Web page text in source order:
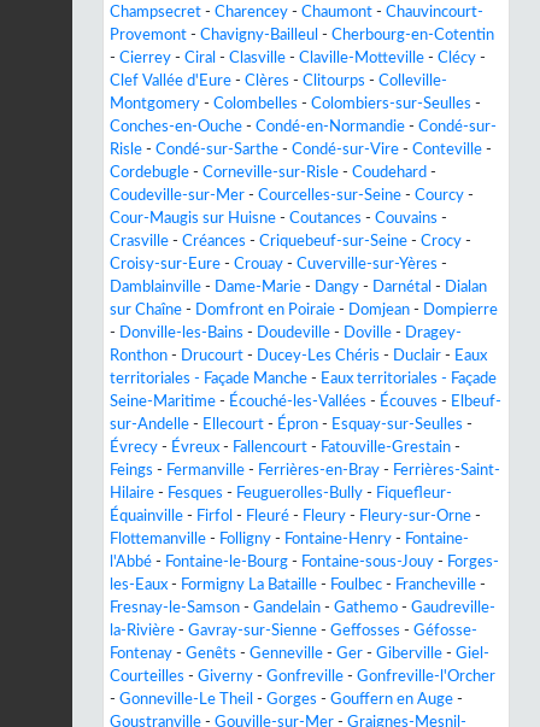
Champsecret - Charencey - Chaumont - Chauvincourt-
Provemont - Chavigny-Bailleul - Cherbourg-en-Cotentin
- Cierrey - Ciral - Clasville - Claville-Motteville - Clécy -
Clef Vallée d'Eure - Clères - Clitourps - Colleville-
Montgomery - Colombelles - Colombiers-sur-Seulles -
Conches-en-Ouche - Condé-en-Normandie - Condé-sur-
Risle - Condé-sur-Sarthe - Condé-sur-Vire - Conteville -
Cordebugle - Corneville-sur-Risle - Coudehard -
Coudeville-sur-Mer - Courcelles-sur-Seine - Courcy -
Cour-Maugis sur Huisne - Coutances - Couvains -
Crasville - Créances - Criquebeuf-sur-Seine - Crocy -
Croisy-sur-Eure - Crouay - Cuverville-sur-Yères -
Damblainville - Dame-Marie - Dangy - Darnétal -
Dialan
sur Chaîne - Domfront en Poiraie - Domjean -
Dompierre
-
Donville-les-Bains - Doudeville - Doville -
Dragey-
Ronthon - Drucourt - Ducey-Les Chéris - Duclair - Eaux
territoriales - Façade Manche - Eaux territoriales - Façade
Seine-Maritime - Écouché-les-Vallées - Écouves - Elbeuf-
sur-Andelle - Ellecourt - Épron - Esquay-sur-Seulles -
Évrecy - Évreux - Fallencourt - Fatouville-Grestain -
Feings - Fermanville - Ferrières-en-Bray - Ferrières-Saint-
Hilaire - Fesques - Feuguerolles-Bully - Fiquefleur-
Équainville - Firfol - Fleuré - Fleury - Fleury-sur-Orne -
Flottemanville - Folligny - Fontaine-Henry - Fontaine-
l'Abbé - Fontaine-le-Bourg - Fontaine-sous-Jouy - Forges-
les-Eaux - Formigny La Bataille - Foulbec - Francheville -
Fresnay-le-Samson - Gandelain - Gathemo - Gaudreville-
la-Rivière - Gavray-sur-Sienne - Geffosses - Géfosse-
Fontenay - Genêts - Genneville - Ger - Giberville - Giel-
Courteilles - Giverny - Gonfreville - Gonfreville-l'Orcher
- Gonneville-Le Theil - Gorges - Gouffern en Auge -
Goustranville - Gouville-sur-Mer - Graignes-Mesnil-